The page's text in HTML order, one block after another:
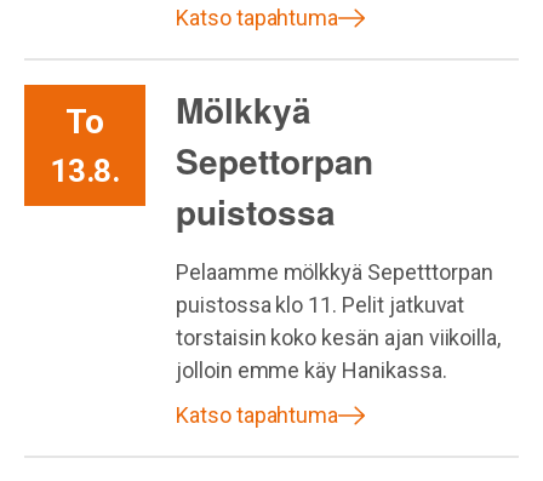
Katso tapahtuma
To
13.8.
Mölkkyä
Sepettorpan
puistossa
Pelaamme mölkkyä Sepetttorpan
puistossa klo 11. Pelit jatkuvat
torstaisin koko kesän ajan viikoilla,
jolloin emme käy Hanikassa.
Katso tapahtuma